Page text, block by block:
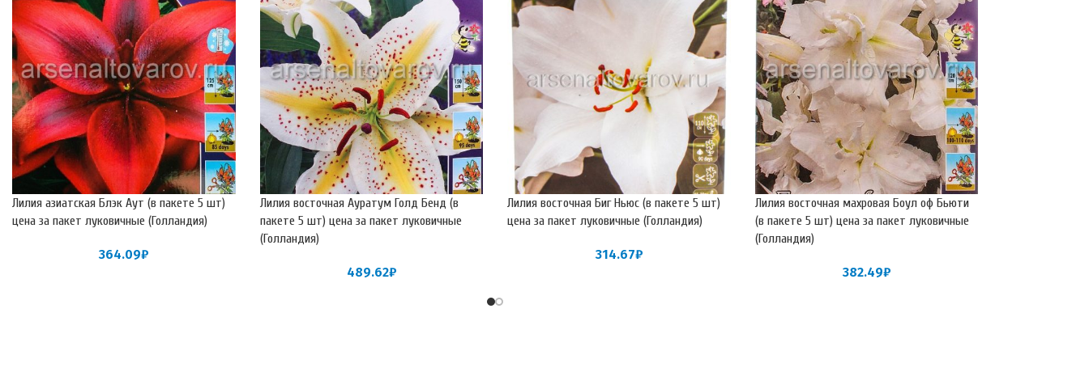
Лилия азиатская Блэк Аут (в пакете 5 шт)
цена за пакет луковичные (Голландия)
364.09₽
Лилия восточная Ауратум Голд Бенд (в
пакете 5 шт) цена за пакет луковичные
(Голландия)
489.62₽
Лилия восточная Биг Ньюс (в пакете 5 шт)
цена за пакет луковичные (Голландия)
314.67₽
Лилия восточная махровая Боул оф Бьюти
(в пакете 5 шт) цена за пакет луковичные
(Голландия)
382.49₽